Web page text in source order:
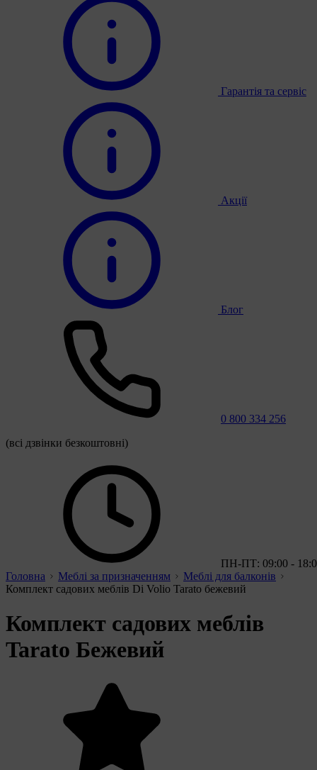
Гарантія та сервіс
Акції
Блог
0 800 334 256
(всі дзвінки безкоштовні)
ПН-ПТ: 09:00 -
Головна
Меблі за призначенням
Меблі для балконів
Комплект садових меблів Di Volio Tarato бежевий
Комплект садових меблів
Tarato Бежевий